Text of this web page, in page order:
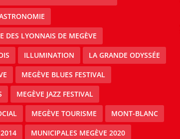
DES LYONNAIS DE MEGÈVE
ILLUMINATION LA GRANDE ODYSSÉE
MEGÈVE BLUES FESTIVAL
MEGÈVE JAZZ FESTIVAL
MEGÈVE TOURISME MONT-BLANC
MUNICIPALES MEGÈVE 2020